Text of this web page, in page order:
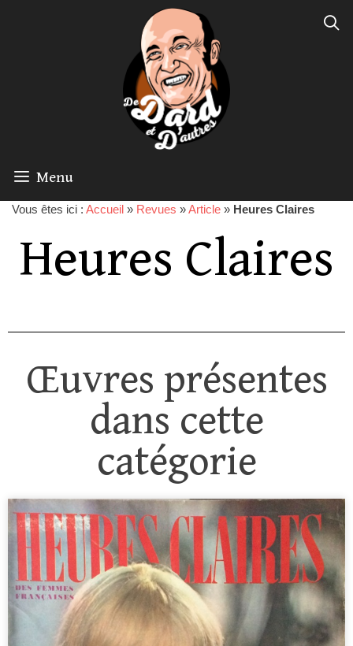
Menu
Vous êtes ici : Accueil » Revues »Article » Heures Claires
Heures Claires
Œuvres présentes
dans cette
catégorie